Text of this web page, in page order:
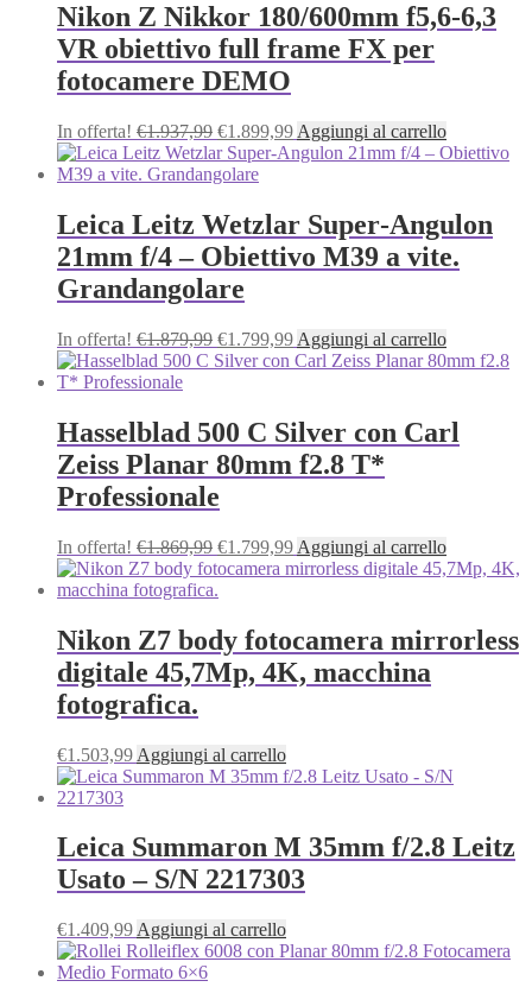
Nikon Z Nikkor 180/600mm f5,6-6,3
VR obiettivo full frame FX per
fotocamere DEMO
In offerta! €1.937,99 Il
prezzo
originale
€1.937,99.
€1.899,99Il
prezzo
€1.899,99.
Aggiungi al carrello
Leica Leitz Wetzlar Super‑Angulon
21mm f/4 – Obiettivo M39 a vite.
Grandangolare
In offerta! €1.879,99 Il
prezzo
€1.879,99.
€1.799,99Il
prezzo
€1.799,99.
Aggiungi al carrello
Hasselblad 500 C Silver con Carl
Zeiss Planar 80mm f2.8 T*
Professionale
In offerta! €1.869,99 Il
prezzo
€1.869,99.
€1.799,99Il
prezzo
Aggiungi al carrello
Nikon Z7 body fotocamera mirrorless
digitale 45,7Mp, 4K, macchina
fotografica.
€1.503,99 Aggiungi al carrello
Leica Summaron M 35mm f/2.8 Leitz
Usato – S/N 2217303
€1.409,99 Aggiungi al carrello